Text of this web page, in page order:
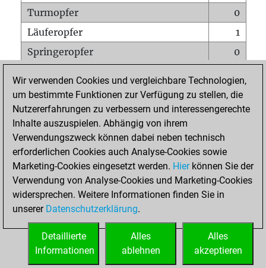
Turmopfer
0
Läuferopfer
1
Springeropfer
0
Matt auf vollem Brett
0
Bauer setzt Matt
0
Erstickte Matts
Unterverwandlungen
Türme auf der siebten
0
STARTSEITE
Wir verwenden Cookies und vergleichbare Technologien,
um bestimmte Funktionen zur Verfügung zu stellen, die
Nutzererfahrungen zu verbessern und interessengerechte
Inhalte auszuspielen. Abhängig von ihrem
Verwendungszweck können dabei neben technisch
erforderlichen Cookies auch Analyse-Cookies sowie
Marketing-Cookies eingesetzt werden. Hierkönnen Sie der
Verwendung von Analyse-Cookies und Marketing-Cookies
widersprechen. Weitere Informationen finden Sie in
unserer Datenschutzerklärung.
Alles
akzeptieren
Alles
ablehnen
Detaillierte
Informationen